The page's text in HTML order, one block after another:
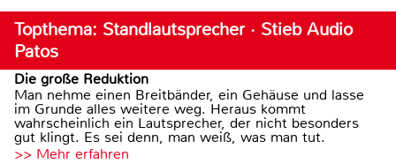
Topthema: Standlautsprecher · Stieb Audio
Patos
Die große Reduktion
Man nehme einen Breitbänder, ein Gehäuse und lasse
im Grunde alles weitere weg. Heraus kommt
wahrscheinlich ein Lautsprecher, der nicht besonders
gut klingt. Es sei denn, man weiß, was man tut.
>> Mehr erfahren